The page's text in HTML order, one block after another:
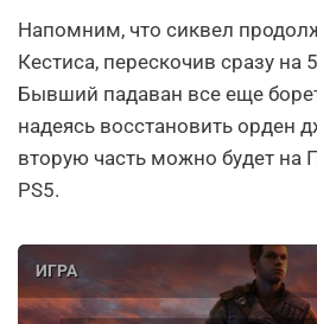
Напомним, что сиквел
Кестиса, перескочив сразу на
Бывший падаван все еще
надеясь восстановить орден
вторую часть можно будет на
PS5.
ИГРА